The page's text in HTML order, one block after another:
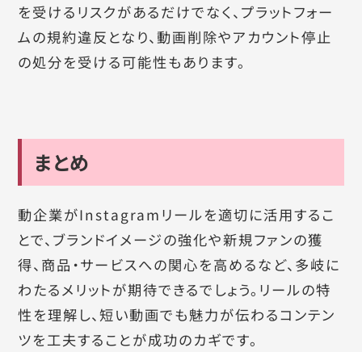
を受けるリスクがあるだけでなく、プラットフォー
ムの規約違反となり、動画削除やアカウント停止
の処分を受ける可能性もあります。
まとめ
動企業がInstagramリールを適切に活用するこ
とで、ブランドイメージの強化や新規ファンの獲
得、商品・サービスへの関心を高めるなど、多岐に
わたるメリットが期待できるでしょう。リールの特
性を理解し、短い動画でも魅力が伝わるコンテン
ツを工夫することが成功のカギです。